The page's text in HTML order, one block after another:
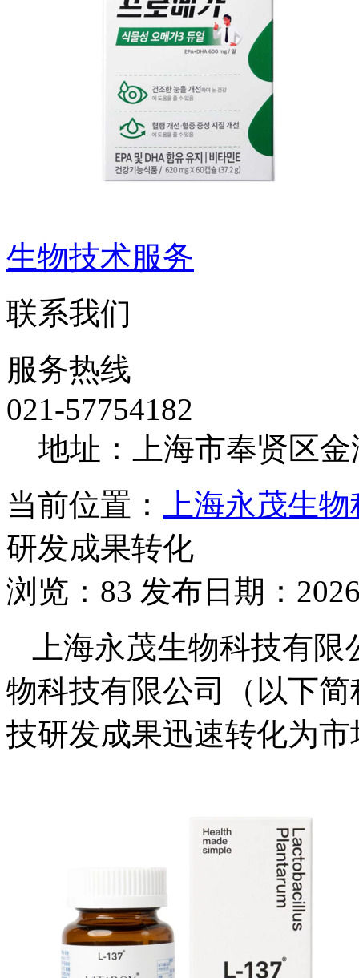
生物技术服务
联系我们
服务热线
021-57754182
地址：上海市奉贤区金
当前位置：
上海永茂生
研发成果转化
浏览：83 发布日期：
上海永茂生物科技有
物科技有限公司（以下
技研发成果迅速转化为